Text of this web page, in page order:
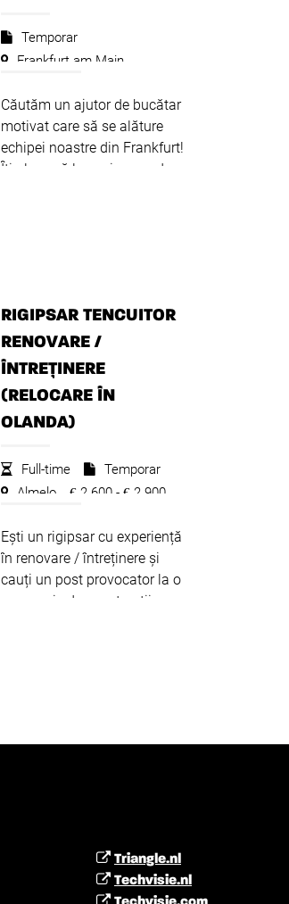
Temporar
Frankfurt am Main
Căutăm un ajutor de bucătar
motivat care să se alăture
echipei noastre din Frankfurt!
Îți place să lucrezi cu produse
RIGIPSAR TENCUITOR
RENOVARE /
ÎNTREȚINERE
(RELOCARE ÎN
OLANDA)
Full-time
Temporar
Almelo
€2.600 - €2.900
Ești un rigipsar cu experiență
în renovare / întreținere și
cauți un post provocator la o
companie de construcții cu
Triangle.nl
Techvisie.nl